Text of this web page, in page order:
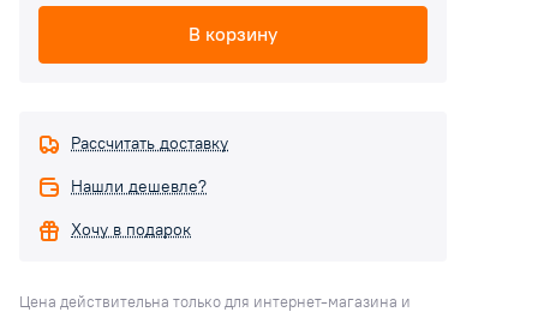
В корзину
Рассчитать доставку
Нашли дешевле?
Хочу в подарок
Цена действительна только для интернет-магазина и